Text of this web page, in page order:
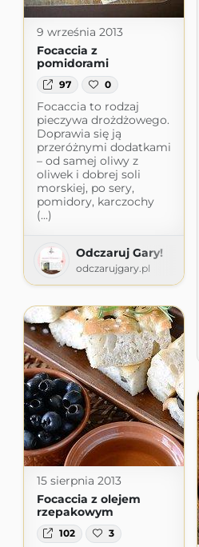
9 września 2013
Focaccia z
pomidorami
97 0
Focaccia to rodzaj
pieczywa drożdżowego.
Doprawia się ją
przeróżnymi dodatkami
– od samej oliwy z
oliwek i dobrej soli
morskiej, po sery,
pomidory, karczochy
(...)
Odczaruj Gary!
odczarujgary.pl
15 sierpnia 2013
Focaccia z olejem
rzepakowym
102 3